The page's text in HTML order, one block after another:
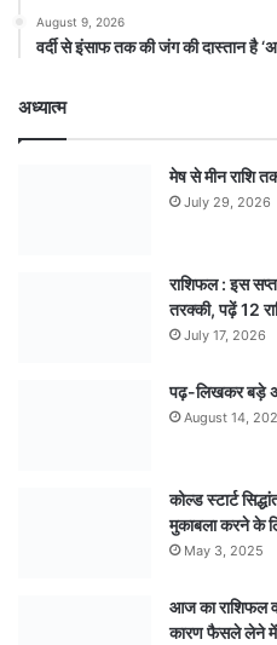
August 9, 2026
वर्दी से इंसाफ तक की जंग की दास्तान है
अध्यात्म
मेष से मीन राशि
July 29, 2026
राशिफल : इस
तरक्की, पढ़ें 12
July 17, 2026
पढ़-लिखकर बड़े
August 14,
कोल्ड स्टार्ट
मुकाबला करने के
May 3, 2025
आज का राशिफल
कारण फैसले लेने में